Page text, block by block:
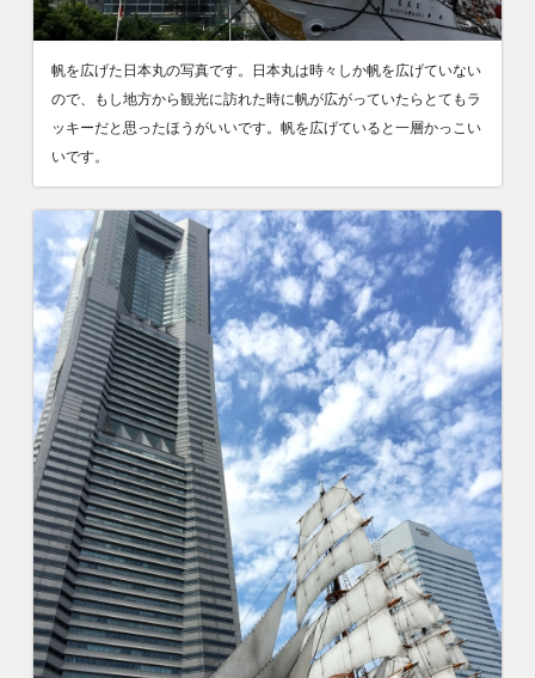
帆を広げた日本丸の写真です。日本丸は時々しか帆を広げていない
ので、もし地方から観光に訪れた時に帆が広がっていたらとてもラ
ッキーだと思ったほうがいいです。帆を広げていると一層かっこい
いです。